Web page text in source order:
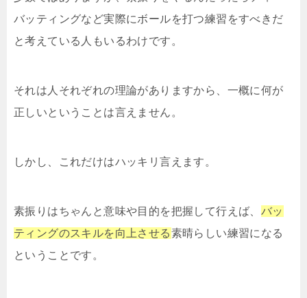
バッティングなど実際にボールを打つ練習をすべきだ
と考えている人もいるわけです。
それは人それぞれの理論がありますから、一概に何が
正しいということは言えません。
しかし、これだけはハッキリ言えます。
素振りはちゃんと意味や目的を把握して行えば、 バッ
ティングのスキルを向上させる素晴らしい練習になる
ということです。